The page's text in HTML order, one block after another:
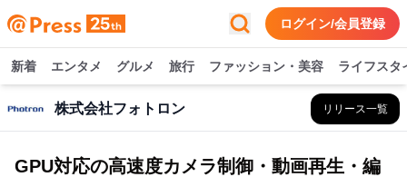
ログイン/会員登録
新着 エンタメ グルメ 旅行 ファッション・美容 ライフスタ
株式会社フォトロン リリース一覧
GPU対応の高速度カメラ制御・動画再生・編